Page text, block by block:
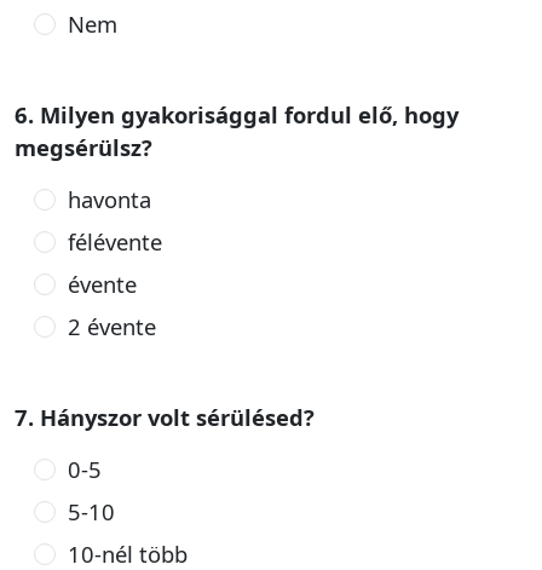
Nem
6. Milyen gyakorisággal fordul elő, hogy
megsérülsz?
havonta
félévente
évente
2 évente
7. Hányszor volt sérülésed?
0-5
5-10
10-nél több